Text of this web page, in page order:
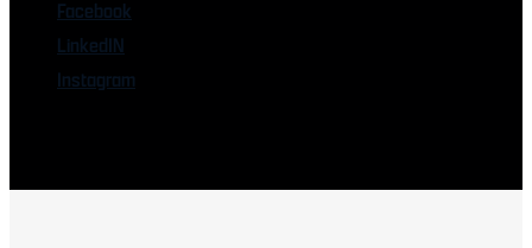
Facebook
LinkedIN
Instagram